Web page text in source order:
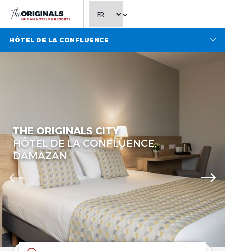
CHOISIR LA LANGUE
HÔTEL DE LA CONFLUENCE
THE ORIGINALS CITY
HÔTEL DE LA CONFLUENCE,
DAMAZAN
Où souhaitez-vous séjourner ?